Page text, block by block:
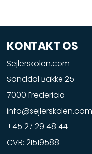
KONTAKT OS
Sejlerskolen.com
Sanddal Bakke 25
7000 Fredericia
info@sejlerskolen.com
+45 27 29 48 44
CVR: 21519588